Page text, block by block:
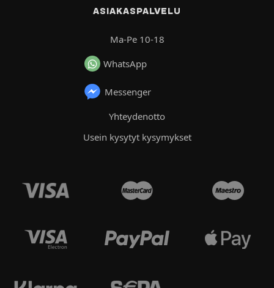
ASIAKASPALVELU
Ma-Pe 10-18
WhatsApp
Messenger
Yhteydenotto
Usein kysytyt kysymykset